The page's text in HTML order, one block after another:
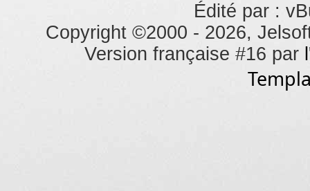
Édité par :
Copyright ©2000 - 2026,
Version française #16 par